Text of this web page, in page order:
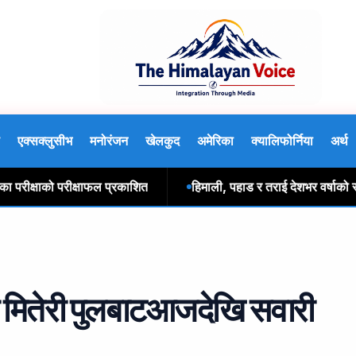
एक्सक्लुसीभ मनोरंजन खेलकुद अमेरिका क्यालिफोर्निया अर्थ
परीक्षाफल प्रकाशित हिमाली, पहाड र तराई देशभर वर्षाको
मितेरी पुलबाटआजदेखि सवारी